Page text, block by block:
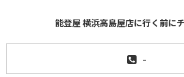
能登屋 横浜高島屋店に行く前に
-